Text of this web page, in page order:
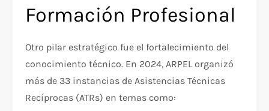
Formación Profesional
Otro pilar estratégico fue el fortalecimiento del
conocimiento técnico. En 2024, ARPEL organizó
más de 33 instancias de Asistencias Técnicas
Recíprocas (ATRs) en temas como: